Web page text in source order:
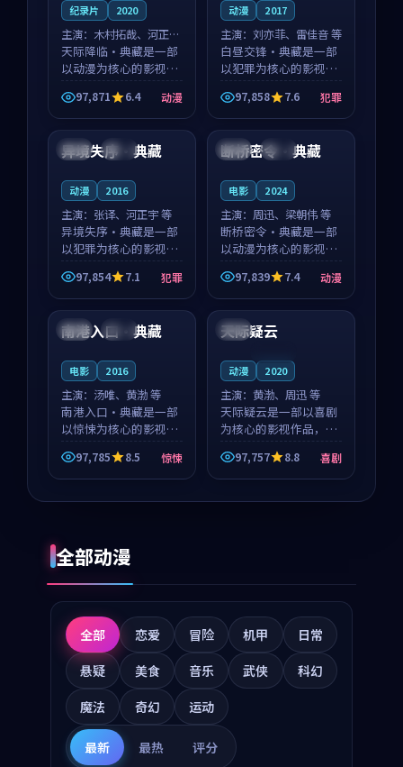
纪录片 2020
主演： 木村拓哉、河正宇
等
天际降临·典藏是一部
以动漫为核心的影视作
品，围绕危机、反转与
人物成长展开，整体节
奏紧凑，值得推荐观
看。
97,871 6.4 动漫
动漫 2017
主演： 刘亦菲、雷佳音 等
白昼交锋·典藏是一部
以犯罪为核心的影视作
品，围绕危机、反转与
人物成长展开，整体节
奏紧凑，值得推荐观
看。
97,858 7.6 犯罪
中国 完结
异境失序·典藏
动漫 2016
主演： 张译、河正宇 等
异境失序·典藏是一部
以犯罪为核心的影视作
品，围绕危机、反转与
人物成长展开，整体节
奏紧凑，值得推荐观
97,854 7.1 犯罪
中国 高分
断桥密令·典藏
电影 2024
主演： 周迅、梁朝伟 等
断桥密令·典藏是一部
以动漫为核心的影视作
品，围绕危机、反转与
人物成长展开，整体节
奏紧凑，值得推荐观
97,839 7.4 动漫
泰国 杜比
南港入口·典藏
电影 2016
主演： 汤唯、黄渤 等
南港入口·典藏是一部
以惊悚为核心的影视作
品，围绕危机、反转与
人物成长展开，整体节
奏紧凑，值得推荐观
97,785 8.5 惊悚
法国
天际疑云
动漫 2020
主演： 黄渤、周迅 等
天际疑云是一部以喜剧
为核心的影视作品，围
绕危机、反转与人物成
长展开，整体节奏紧
凑，值得推荐观看。
97,757 8.8 喜剧
全部动漫
全部 恋爱 冒险 机甲
日常
悬疑
美食 音乐 武侠
科幻
魔法
奇幻 运动
最新 最热 评分